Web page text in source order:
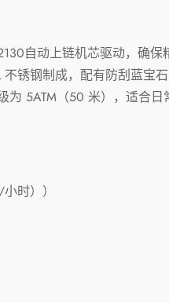
自动上链机芯驱动，确保
锈钢制成，配有防刮蓝宝
为 5ATM（50 米），适合日
时））